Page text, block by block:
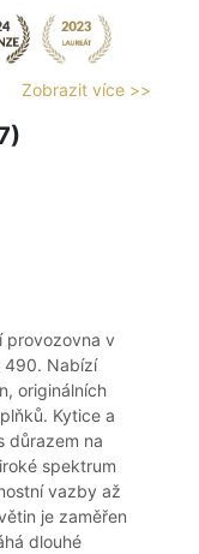
Zobrazit více >>
provozovna v
490. Nabízí
originálních
Kytice a
důrazem na
spektrum
vazby až
je zaměřen
dlouhé